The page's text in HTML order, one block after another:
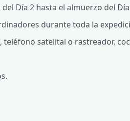
Día 2 hasta el almuerzo del
durante toda la
satelital o rastreador,